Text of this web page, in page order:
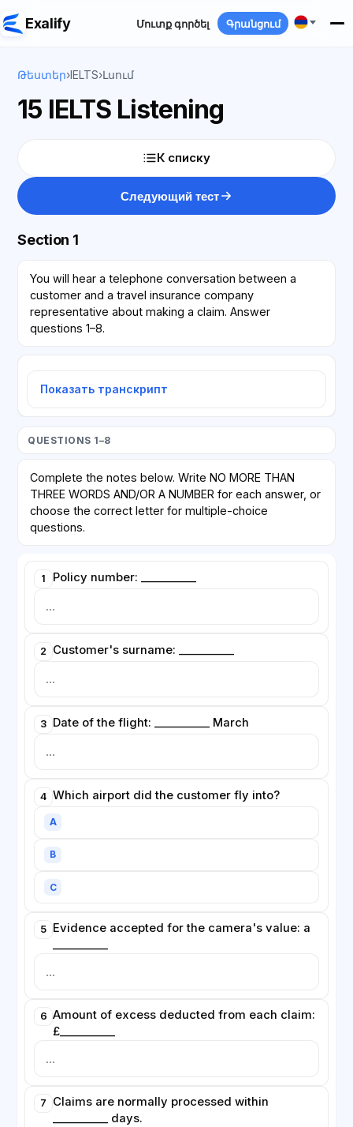
Exalify Մուտք գործել Գրանցում
Թեստեր›IELTS›Լսում
15 IELTS Listening
К списку
Следующий тест
Section 1
You will hear a telephone conversation between a
customer and a travel insurance company
representative about making a claim. Answer
questions 1–8.
Показать транскрипт
QUESTIONS 1–8
Complete the notes below. Write NO MORE THAN
THREE WORDS AND/OR A NUMBER for each answer, or
choose the correct letter for multiple-choice
questions.
1 Policy number: __________
2 Customer's surname: __________
3 Date of the flight: __________ March
4 Which airport did the customer fly into?
A
B
C
5
Evidence accepted for the camera's value: a
6 Amount of excess deducted from each claim:
£__________
7
Claims are normally processed within
__________ days.